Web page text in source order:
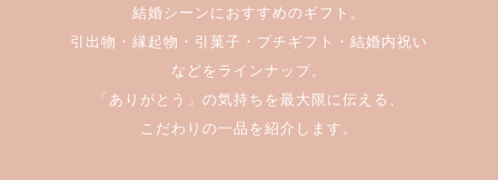
結婚シーンにおすすめのギフト。
引出物・縁起物・引菓子・プチギフト・結婚内祝い
などをラインナップ。
「ありがとう」の気持ちを最大限に伝える、
こだわりの一品を紹介します。